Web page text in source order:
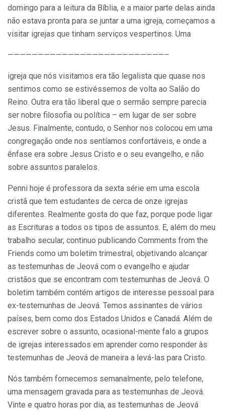
domingo para a leitura da Bíblia, e a maior parte delas ainda
não estava pronta para se juntar a uma igreja, começamos a
visitar igrejas que tinham serviços vespertinos. Uma
——————————————————————————–
igreja que nós visitamos era tão legalista que quase nos
sentimos como se estivéssemos de volta ao Salão do
Reino. Outra era tão liberal que o sermão sempre parecia
ser nobre filosofia ou política – em lugar de ser sobre
Jesus. Finalmente, contudo, o Senhor nos colocou em uma
congregação onde nos sentíamos confortáveis, e onde a
ênfase era sobre Jesus Cristo e o seu evangelho, e não
sobre assuntos paralelos.
Penni hoje é professora da sexta série em uma escola
cristã que tem estudantes de cerca de onze igrejas
diferentes. Realmente gosta do que faz, porque pode ligar
as Escrituras a todos os tipos de assuntos. E, além do meu
trabalho secular, continuo publicando Comments from the
Friends como um boletim trimestral, objetivando alcançar
as testemunhas de Jeová com o evangelho e ajudar
cristãos que se encontram com testemunhas de Jeová. O
boletim também contém artigos de interesse pessoal para
ex-testemunhas de Jeová. Temos assinantes de vários
países, bem como dos Estados Unidos e Canadá. Além de
escrever sobre o assunto, ocasional-mente falo a grupos
de igrejas interessados em aprender como responder às
testemunhas de Jeová de maneira a levá-las para Cristo.
Nós também fornecemos semanalmente, pelo telefone,
uma mensagem gravada para as testemunhas de Jeová.
Vinte e quatro horas por dia, as testemunhas de Jeová